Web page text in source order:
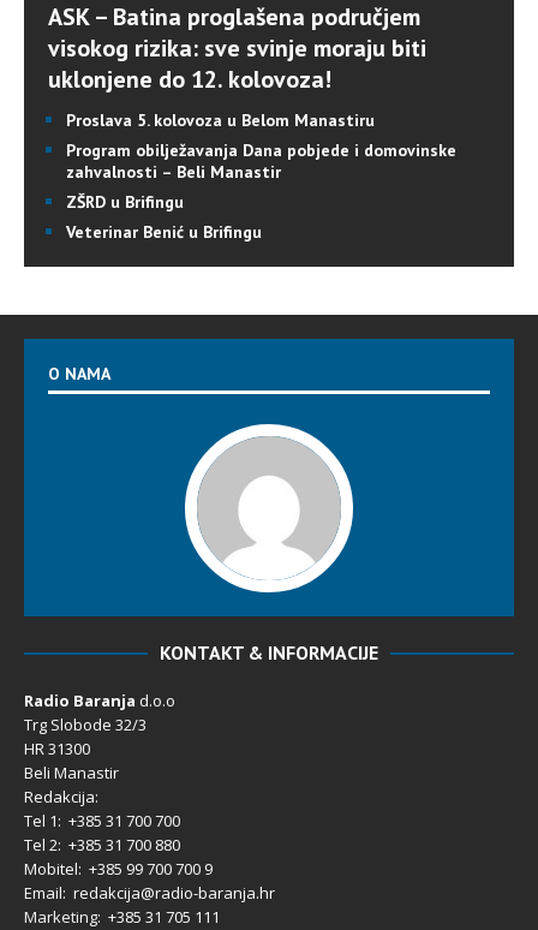
ASK – Batina proglašena područjem
visokog rizika: sve svinje moraju biti
uklonjene do 12. kolovoza!
Proslava 5. kolovoza u Belom Manastiru
Program obilježavanja Dana pobjede i domovinske
zahvalnosti – Beli Manastir
ZŠRD u Brifingu
Veterinar Benić u Brifingu
O NAMA
KONTAKT & INFORMACIJE
Radio Baranja d.o.o
Trg Slobode 32/3
HR 31300
Beli Manastir
Redakcija:
Tel 1: +385 31 700 700
Tel 2: +385 31 700 880
Mobitel: +385 99 700 700 9
Email: redakcija@radio-baranja.hr
Marketing: +385 31 705 111